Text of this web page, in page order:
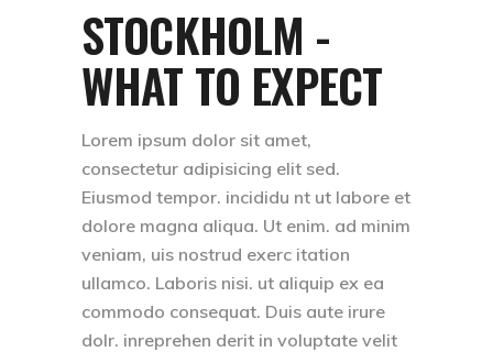
STOCKHOLM -
WHAT TO EXPECT
Lorem ipsum dolor sit amet,
consectetur adipisicing elit sed.
Eiusmod tempor. incididu nt ut labore et
dolore magna aliqua. Ut enim. ad minim
veniam, uis nostrud exerc itation
ullamco. Laboris nisi. ut aliquip ex ea
commodo consequat. Duis aute irure
dolr. inreprehen derit in voluptate velit